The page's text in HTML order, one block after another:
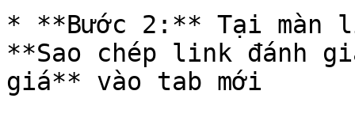
* **Bước 2:** Tại màn
**Sao chép link đánh
giá** vào tab mới